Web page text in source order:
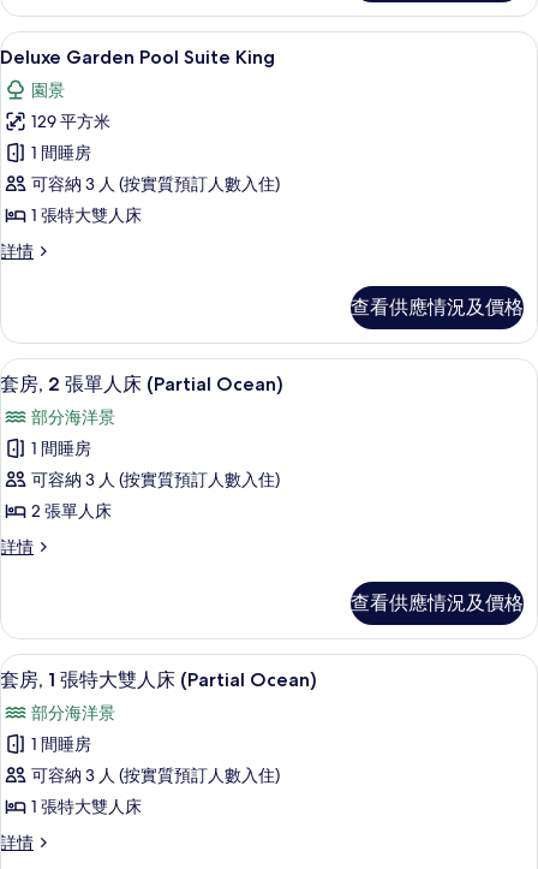
相
片
Twin
詳
情
載
入
所
有
Deluxe
Garden
Pool
Suite
相
片
迷你吧贈品、房內夾萬、書桌、手提
8
Deluxe Garden Pool Suite King
園景
129 平方米
1 間睡房
可容納 3 人 (按實質預訂人數入住)
1 張特大雙人床
詳情
Deluxe
King
詳
情
查看供應情況及價格
載
入
所
有
套
房,
2
單
人
床
(Partial
Ocean)
的
相
片
迷你吧贈品、房內夾萬、書桌、手提
9
套房, 2 張單人床 (Partial Ocean)
部分海洋景
1 間睡房
可容納 3 人 (按實質預訂人數入住)
2 張單人床
詳情
套
單
人
床
Ocean)
詳
查看供應情況及價格
載
入
所
有
套
房,
1
迷你吧贈品、房內夾萬、書桌、手提
11
套房, 1 張特大雙人床 (Partial Ocean)
部分海洋景
1 間睡房
可容納 3 人 (按實質預訂人數入住)
1 張特大雙人床
詳情
套